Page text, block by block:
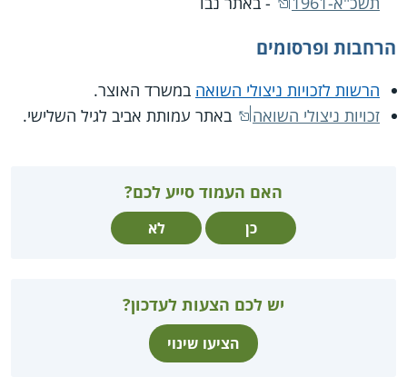
הרחבות ופרסומים
הרשות לזכויות ניצולי השואה במשרד האוצר.
זכויות ניצולי השואה
באתר עמותת אביב לגיל השלישי.
האם העמוד סייע לכם?
כן לא
יש לכם הצעות לעדכון?
הציעו שינוי